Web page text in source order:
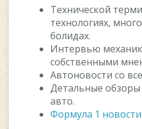
Технической
технологиях,
болидах.
Интервью
собственными
Автоновости со
Детальные
авто.
Формула 1